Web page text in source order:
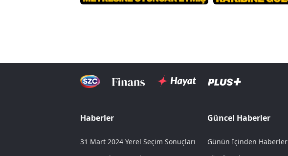
Haberler
31 Mart 2024 Yerel Seçim Sonuçları
Güncel Haberler
Günün İçinden Haberler